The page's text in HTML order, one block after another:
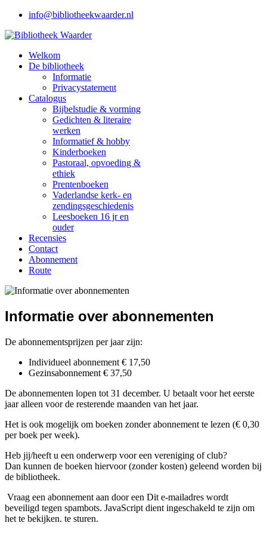
info@bibliotheekwaarder.nl
Welkom
De bibliotheek
Informatie
Privacystatement
Catalogus
Bijbelstudie & vorming
Gedichten & literaire
werken
Informatief & hobby
Kinderboeken
Pastoraal, opvoeding &
ethiek
Prentenboeken
Vaderlandse kerk- en
zendingsgeschiedenis
Leesboeken 16 jr en
ouder
Recensies
Contact
Abonnement
Route
Informatie over abonnementen
De abonnementsprijzen per jaar zijn:
Individueel abonnement € 17,50
Gezinsabonnement € 37,50
De abonnementen lopen tot 31 december. U betaalt voor het eerste
jaar alleen voor de resterende maanden van het jaar.
Het is ook mogelijk om boeken zonder abonnement te lezen (€ 0,30
per boek per week).
Heb jij/heeft u een onderwerp voor een vereniging of club?
Dan kunnen de boeken hiervoor (zonder kosten) geleend worden bij
de bibliotheek.
Vraag een abonnement aan door een Dit e-mailadres wordt
beveiligd tegen spambots. JavaScript dient ingeschakeld te zijn om
het te bekijken. te sturen.